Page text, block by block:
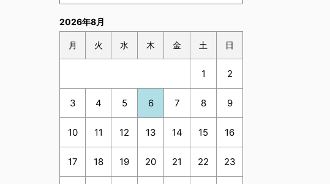
2026年8月
月 火 水 木 金 土 日
1 2
3 4 5 6 7 8 9
10 11 12 13 14 15 16
17 18 19 20 21 22 23